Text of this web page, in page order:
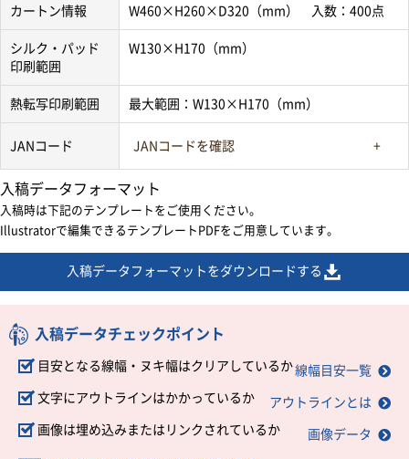
カートン情報 W460×H260×D320（mm） 入数：400点
シルク・パッド
印刷範囲
W130×H170（mm）
熱転写印刷範囲 最大範囲：W130×H170（mm）
JANコード JANコードを確認
入稿データフォーマット
入稿時は下記のテンプレートをご使用ください。
Illustratorで編集できるテンプレートPDFをご用意しています。
入稿データフォーマットをダウンロードする
入稿データチェックポイント
目安となる線幅・ヌキ幅はクリアしているか線幅目安一覧
文字にアウトラインはかかっているか アウトラインとは
画像は埋め込みまたはリンクされているか 画像データ